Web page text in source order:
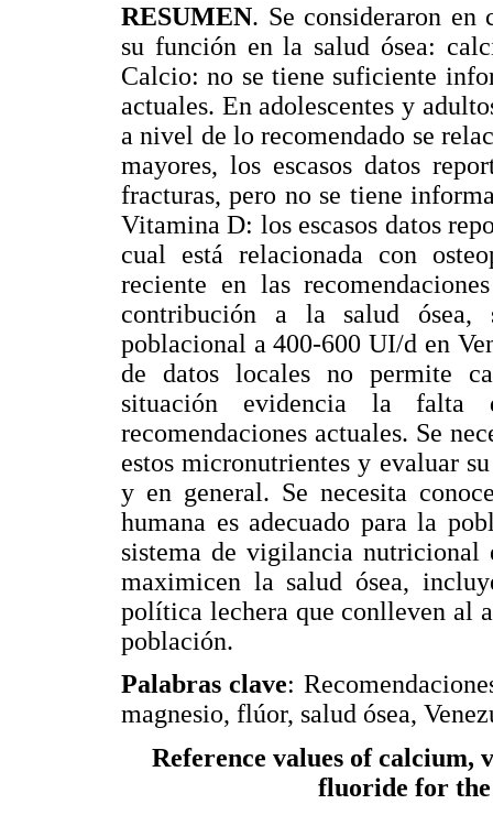
RESUMEN. Se consideraron en
su función en la salud ósea:
Calcio: no se tiene suficiente
actuales. En adolescentes y
a nivel de lo recomendado se
mayores, los escasos datos
fracturas, pero no se tiene
Vitamina D: los escasos datos
cual está relacionada con
reciente en las
contribución a la salud ósea,
poblacional a 400-600 UI/d en
de datos locales no permite
situación evidencia la falta
recomendaciones actuales. Se
estos micronutrientes y evaluar
y en general. Se necesita
humana es adecuado para la
sistema de vigilancia nutricional
maximicen la salud ósea,
política lechera que conlleven al
población.
Palabras clave:
magnesio, flúor, salud ósea,
Reference values of calcium,
fluoride for the